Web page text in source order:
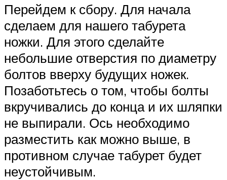
Перейдем к сбору. Для начала
сделаем для нашего табурета
ножки. Для этого сделайте
небольшие отверстия по диаметру
болтов вверху будущих ножек.
Позаботьтесь о том, чтобы болты
вкручивались до конца и их шляпки
не выпирали. Ось необходимо
разместить как можно выше, в
противном случае табурет будет
неустойчивым.